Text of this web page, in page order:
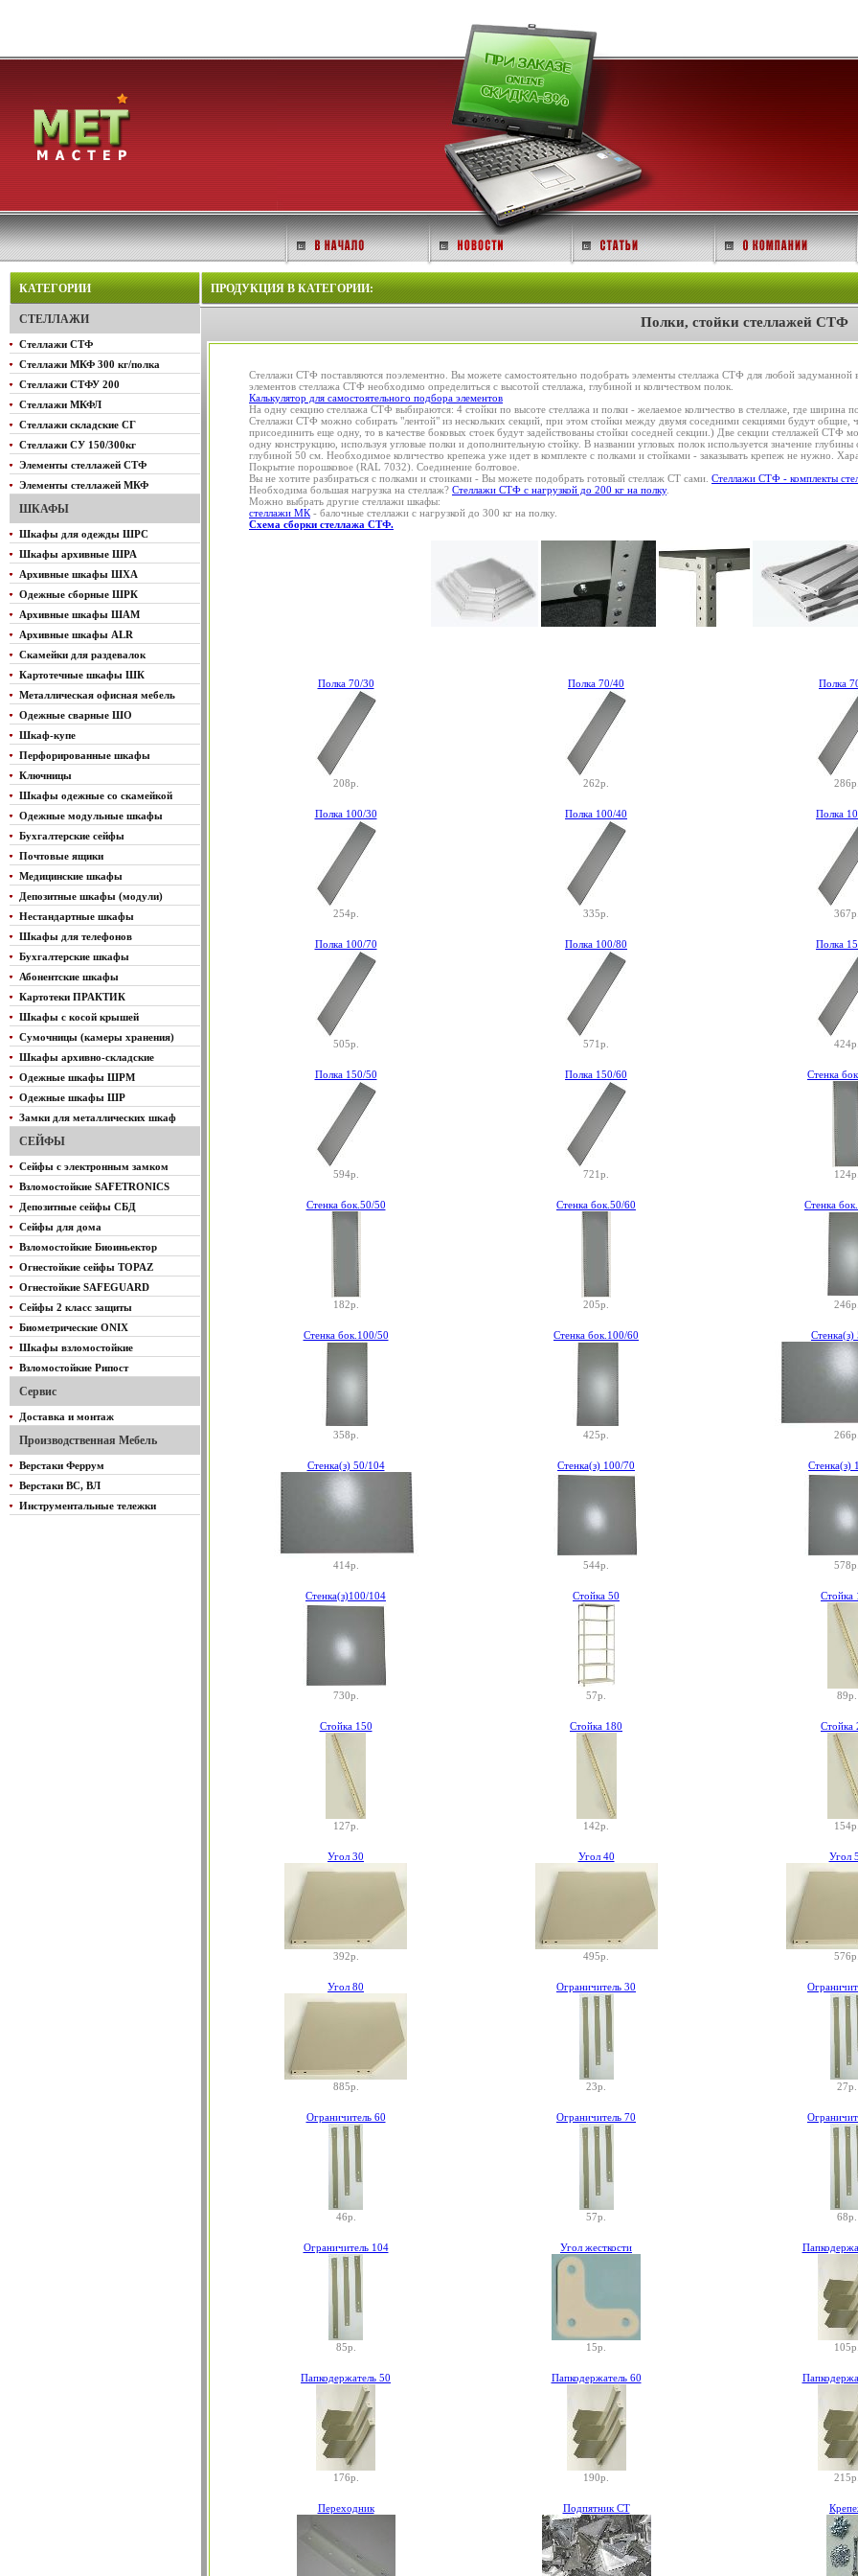
КАТЕГОРИИ
СТЕЛЛАЖИ
Стеллажи СТФ
Стеллажи МКФ 300 кг/полка
Стеллажи СТФУ 200
Стеллажи МКФЛ
Стеллажи складские СГ
Стеллажи СУ 150/300кг
Элементы стеллажей СТФ
Элементы стеллажей МКФ
ШКАФЫ
Шкафы для одежды ШРС
Шкафы архивные ШРА
Архивные шкафы ШХА
Одежные сборные ШРК
Архивные шкафы ШАМ
Архивные шкафы ALR
Скамейки для раздевалок
Картотечные шкафы ШК
Металлическая офисная мебель
Одежные сварные ШО
Шкаф-купе
Перфорированные шкафы
Ключницы
Шкафы одежные со скамейкой
Одежные модульные шкафы
Бухгалтерские сейфы
Почтовые ящики
Медицинские шкафы
Депозитные шкафы (модули)
Нестандартные шкафы
Шкафы для телефонов
Бухгалтерские шкафы
Абонентские шкафы
Картотеки ПРАКТИК
Шкафы с косой крышей
Сумочницы (камеры хранения)
Шкафы архивно-складские
Одежные шкафы ШРМ
Одежные шкафы ШР
Замки для металлических шкаф
СЕЙФЫ
Сейфы с электронным замком
Взломостойкие SAFETRONICS
Депозитные сейфы СБД
Сейфы для дома
Взломостойкие Биоиньектор
Огнестойкие сейфы TOPAZ
Огнестойкие SAFEGUARD
Сейфы 2 класс защиты
Биометрические ONIX
Шкафы взломостойкие
Взломостойкие Рипост
Сервис
Доставка и монтаж
Производственная Мебель
Верстаки Феррум
Верстаки ВС, ВЛ
Инструментальные тележки
ПРОДУКЦИЯ В КАТЕГОРИИ:
Полки, стойки стеллажей СТФ
Стеллажи СТФ поставляются поэлементно. Вы можете самостоятельно подобрать элементы стеллажа СТФ для любой задуманной
элементов стеллажа СТФ необходимо определиться с высотой стеллажа, глубиной и количеством полок.
Калькулятор для самостоятельного подбора элементов
На одну секцию стеллажа СТФ выбираются: 4 стойки по высоте стеллажа и полки - желаемое количество в стеллаже, где ширина
Стеллажи СТФ можно собирать "лентой" из нескольких секций, при этом стойки между двумя соседними секциями будут общие,
присоединить еще одну, то в качестве боковых стоек будут задействованы стойки соседней секции.) Две секции стеллажей
одну конструкцию, используя угловые полки и дополнительную стойку. В названии угловых полок используется значение
глубиной 50 см. Необходимое количество крепежа уже идет в комплекте с полками и стойками - заказывать крепеж не нужно.
Покрытие порошковое (RAL 7032). Соединение болтовое.
Вы не хотите разбираться с полками и стоиками - Вы можете подобрать готовый стеллаж СТ сами. Стеллажи СТФ - комплекты
Необходима большая нагрузка на стеллаж? Стеллажи СТФ с нагрузкой до 200 кг на полку.
Можно выбрать другие стеллажи шкафы:
стеллажи МК - балочные стеллажи с нагрузкой до 300 кг на полку.
Схема сборки стеллажа СТФ.
Полка 70/30
208р.
Полка 70/40
262р.
Полка
Полка 100/30
254р.
Полка 100/40
335р.
Полка
Полка 100/70
505р.
Полка 100/80
571р.
Полка
Полка 150/50
594р.
Полка 150/60
721р.
Стенка
Стенка бок.50/50
182р.
Стенка бок.50/60
205р.
Стенка
Стенка бок.100/50
358р.
Стенка бок.100/60
425р.
Стенка(з)
Стенка(з) 50/104
414р.
Стенка(з) 100/70
544р.
Стенка(з)
Стенка(з)100/104
730р.
Стойка 50
57р.
Стойка
89р.
Стойка 150
127р.
Стойка 180
142р.
Стойка
Угол 30
392р.
Угол 40
495р.
Угол
Угол 80
885р.
Ограничитель 30
23р. 27р.
Ограничитель 60
46р.
Ограничитель 70
57р. 68р.
Ограничитель 104
85р.
Угол жесткости
15р.
Папкодержатель 50
176р.
Папкодержатель 60
190р.
Переходник Подпятник СТ